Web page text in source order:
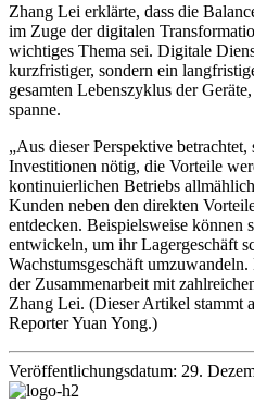
Zhang Lei erklärte, dass die
im Zuge der digitalen
wichtiges Thema sei. Digitale
kurzfristiger, sondern ein
gesamten Lebenszyklus der
spanne.
„Aus dieser Perspektive
Investitionen nötig, die Vorteile
kontinuierlichen Betriebs
Kunden neben den direkten
entdecken. Beispielsweise können
entwickeln, um ihr Lagergeschäft
Wachstumsgeschäft
der Zusammenarbeit mit
Zhang Lei. (Dieser Artikel stammt
Reporter Yuan Yong.)
Veröffentlichungsdatum: 29.